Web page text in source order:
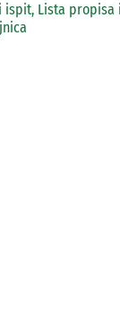
ispit, Lista